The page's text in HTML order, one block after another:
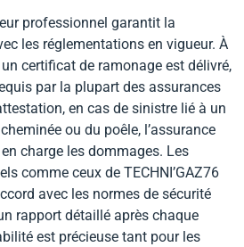
professionnel garantit la
les réglementations en vigueur. À
un certificat de ramonage est délivré,
par la plupart des assurances
en cas de sinistre lié à un
ou du poêle, l’assurance
charge les dommages. Les
comme ceux de TECHNI’GAZ76
avec les normes de sécurité
rapport détaillé après chaque
est précieuse tant pour les